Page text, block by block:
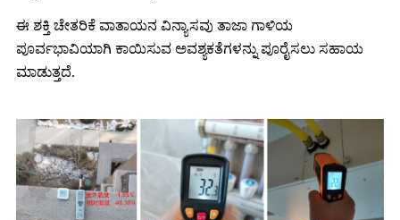
ಈ ಶಕ್ತಿ ಚೇತರಿಕೆ ವಾತಾಯನ ವಿನ್ಯಾಸವು ತಾಜಾ ಗಾಳಿಯ
ಪೂರ್ವಭಾವಿಯಾಗಿ ಕಾಯಿಸುವ ಅವಶ್ಯಕತೆಗಳನ್ನು ಪೂರೈಸಲು ಸಹಾಯ
ಮಾಡುತ್ತದೆ.